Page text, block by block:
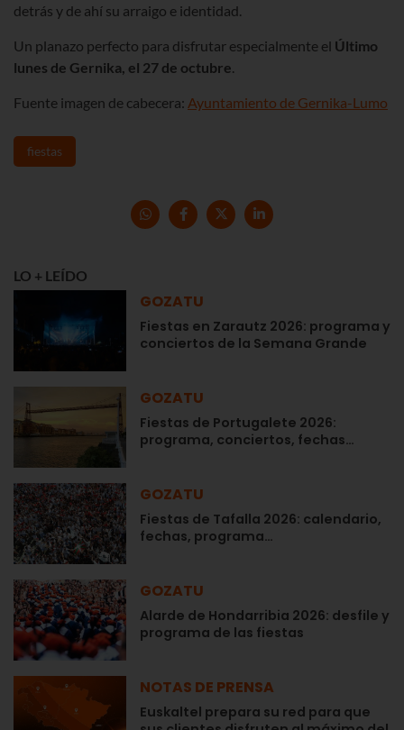
detrás y de ahí su arraigo e identidad.
Un planazo perfecto para disfrutar especialmente el Último
lunes de Gernika, el 27 de octubre.
Fuente imagen de cabecera: Ayuntamiento de Gernika-Lumo
fiestas
LO + LEÍDO
GOZATU
Fiestas en Zarautz 2026: programa y
conciertos de la Semana Grande
GOZATU
Fiestas de Portugalete 2026:
programa, conciertos, fechas…
GOZATU
Fiestas de Tafalla 2026: calendario,
fechas, programa…
GOZATU
Alarde de Hondarribia 2026: desfile y
programa de las fiestas
NOTAS DE PRENSA
Euskaltel prepara su red para que